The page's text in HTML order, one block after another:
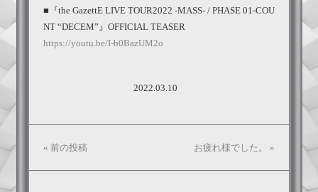
■『the GazettE LIVE TOUR2022 -MASS- / PHASE 01-COU
NT “DECEM”』OFFICIAL TEASER
https://youtu.be/I-b0BazUM2o
2022.03.10
« 前の投稿 お疲れ様でした。 »